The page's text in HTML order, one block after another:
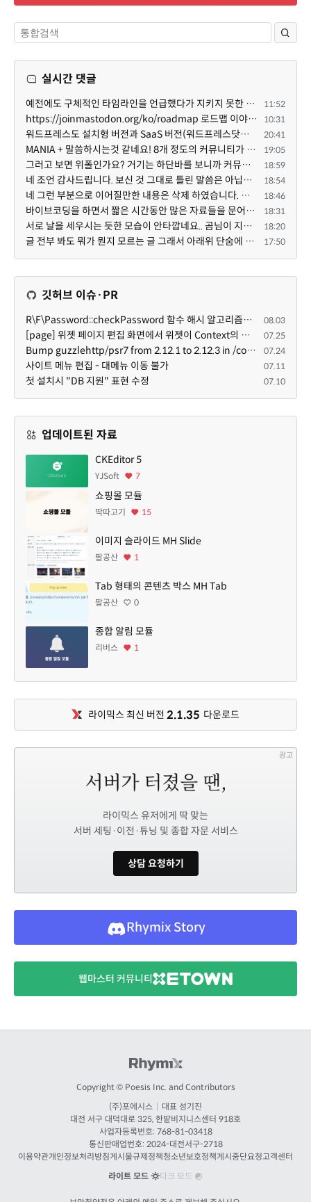
실시간 댓글
예전에도 구체적인 타임라인을 언급했다가 지키지 못한 것에 죄송한 마음이 있다 보니 (코어 개발/운영 자체... 11:52
https://joinmastodon.org/ko/roadmap 로드맵 이야기가 나온김에 적자면 공홈에 대략적인 로드맵이 공개되어... 10:31
워드프레스도 설치형 버전과 SaaS 버전(워드프레스닷컴)은 다른 점이 많습니다. SaaS로 제공한다면 GPL 라이... 20:41
MANIA + 말씀하시는것 같네요! 8개 정도의 커뮤니티가 저 MANIA+ 기반으로 구축된거로 알고 있습니다. SaaS ... 19:05
그러고 보면 위폴인가요? 거기는 하단바를 보니까 커뮤니티 빌딩 SaaS 솔루션을 사용하고 있는거 같더라고요... 18:59
네 조언 감사드립니다. 보신 것 그대로 틀린 말씀은 아닙니다. 다만, 배포한 것에 대해 흥미가 떨어져서 뒷... 18:54
네 그런 부분으로 이어질만한 내용은 삭제 하였습니다. 불편을 드려 죄송합니다. 저희는 비즈니스 완성할 수... 18:46
바이브코딩을 하면서 짧은 시간동안 많은 자료들을 문어발식 확장하면서 이미 배포한것에대한 흥미가 떨어지... 18:31
서로 날을 세우시는 듯한 모습이 안타깝네요.. 곰님이 지금까지 이끌어주셨던것처럼 안정적인 코어도 필요하... 18:20
글 전부 봐도 뭐가 뭔지 모르는 글 그래서 아래위 단숨에 쭈욱 훝어만 보고 말았지만 참 대단한 정성이예요.... 17:50
깃허브 이슈·PR
R\F\Password::checkPassword 함수 해시 알고리즘을 암시적으로 호출하는 경우 Argon2id 해시 비교 실패 08.03
[page] 위젯 페이지 편집 화면에서 위젯이 Context의 module_info를 덮어쓰면 저장이 ERR_ACT_IS_NOT_STANDALONE으로 실패 07.25
Bump guzzlehttp/psr7 from 2.12.1 to 2.12.3 in /common 07.24
사이트 메뉴 편집 - 대메뉴 이동 불가 07.11
첫 설치시 "DB 지원" 표현 수정 07.10
업데이트된 자료
CKEditor 5
YJSoft 7
쇼핑몰 모듈
딱따고기 15
이미지 슬라이드 MH Slide
팔공산 1
Tab 형태의 콘텐츠 박스 MH Tab
팔공산 0
종합 알림 모듈
리버스 1
라이믹스 최신 버전 2.1.35 다운로드
광고
라이믹스 유저에게 딱 맞는
서버 세팅·이전·튜닝 및 종합 자문 서비스
상담 요청하기
Rhymix Story
웹마스터 커뮤니티
Copyright © Poesis Inc. and Contributors
(주)포에시스
대표 성기진
대전 서구 대덕대로 325, 한밭비지니스센터 918호
사업자등록번호: 768-81-03418
통신판매업번호: 2024-대전서구-2718
이용약관개인정보처리방침게시물규제정책청소년보호정책게시중단요청고객센터
라이트 모드
다크 모드